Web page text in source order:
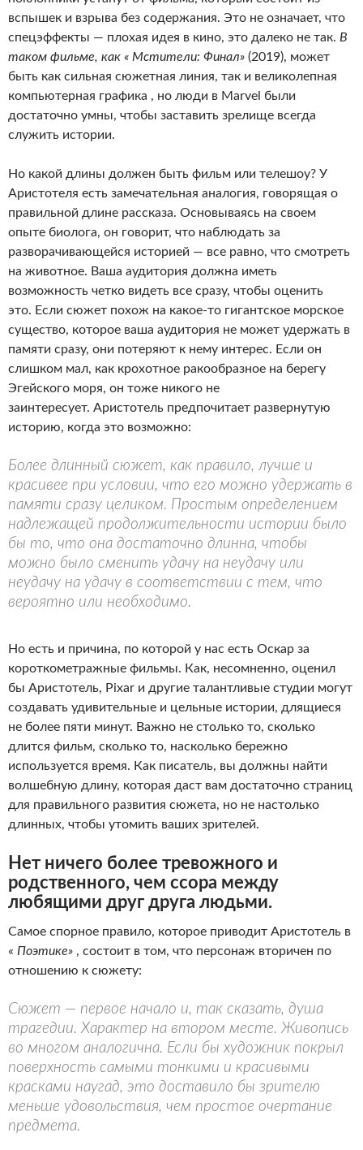
вспышек и взрыва без содержания. Это не означает, что
спецэффекты — плохая идея в кино, это далеко не так. В
таком фильме, как « Мстители: Финал» (2019), может
быть как сильная сюжетная линия, так и великолепная
компьютерная графика , но люди в Marvel были
достаточно умны, чтобы заставить зрелище всегда
служить истории.
Но какой длины должен быть фильм или телешоу? У
Аристотеля есть замечательная аналогия, говорящая о
правильной длине рассказа. Основываясь на своем
опыте биолога, он говорит, что наблюдать за
разворачивающейся историей — все равно, что смотреть
на животное. Ваша аудитория должна иметь
возможность четко видеть все сразу, чтобы оценить
это. Если сюжет похож на какое-то гигантское морское
существо, которое ваша аудитория не может удержать в
памяти сразу, они потеряют к нему интерес. Если он
слишком мал, как крохотное ракообразное на берегу
Эгейского моря, он тоже никого не
заинтересует. Аристотель предпочитает развернутую
историю, когда это возможно:
Более длинный сюжет, как правило, лучше и
красивее при условии, что его можно удержать в
памяти сразу целиком. Простым определением
надлежащей продолжительности истории было
бы то, что она достаточно длинна, чтобы
можно было сменить удачу на неудачу или
неудачу на удачу в соответствии с тем, что
вероятно или необходимо.
Но есть и причина, по которой у нас есть Оскар за
короткометражные фильмы. Как, несомненно, оценил
бы Аристотель, Pixar и другие талантливые студии могут
создавать удивительные и цельные истории, длящиеся
не более пяти минут. Важно не столько то, сколько
длится фильм, сколько то, насколько бережно
используется время. Как писатель, вы должны найти
волшебную длину, которая даст вам достаточно страниц
для правильного развития сюжета, но не настолько
длинных, чтобы утомить ваших зрителей.
Нет ничего более тревожного и
родственного, чем ссора между
любящими друг друга людьми.
Самое спорное правило, которое приводит Аристотель в
« Поэтике» , состоит в том, что персонаж вторичен по
отношению к сюжету:
Сюжет — первое начало и, так сказать, душа
трагедии. Характер на втором месте. Живопись
во многом аналогична. Если бы художник покрыл
поверхность самыми тонкими и красивыми
красками наугад, это доставило бы зрителю
меньше удовольствия, чем простое очертание
предмета.